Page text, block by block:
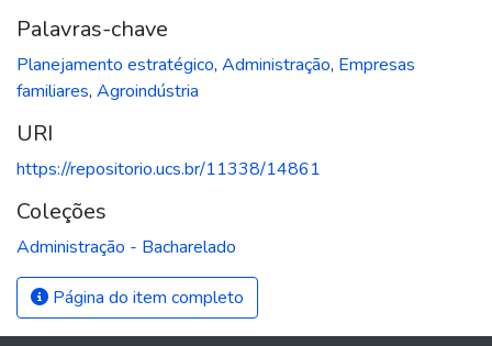
Palavras-chave
Planejamento estratégico, Administração, Empresas
familiares, Agroindústria
URI
https://repositorio.ucs.br/11338/14861
Coleções
Administração - Bacharelado
Página do item completo